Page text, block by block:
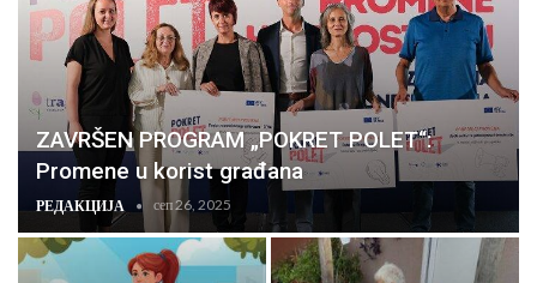
ZAVRŠEN PROGRAM „POKRET POLET“:
Promene u korist građana
РЕДАКЦИЈА сеп 26, 2025